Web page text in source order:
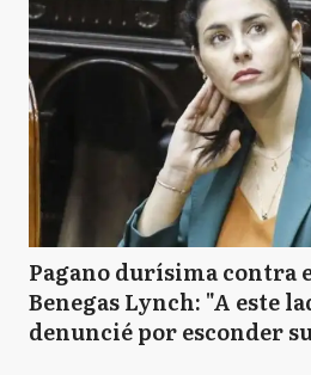
Pagano durísima contra
Benegas Lynch: "A este
denuncié por esconder